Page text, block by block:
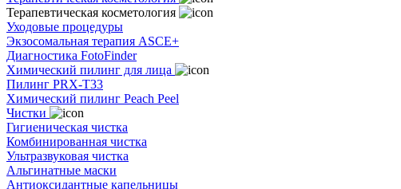
Терапевтическая косметология
Уходовые процедуры
Экзосомальная терапия ASCE+
Диагностика FotoFinder
Химический пилинг для лица
Пилинг PRX-T33
Химический пилинг Peach Peel
Чистки
Гигиеническая чистка
Комбинированная чистка
Ультразвуковая чистка
Альгинатные маски
Антиоксидантные капельницы